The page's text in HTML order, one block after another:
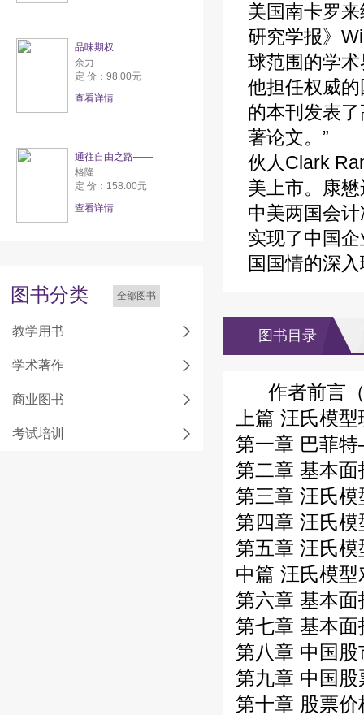
品味期权
余力
定 价：98.00元
查看详情
通往自由之路——
格隆
定 价：158.00元
查看详情
图书分类 全部图书
教学用书
学术著作
商业图书
考试培训
美国南卡罗
研究学报》
球范围的学
他担任权威
的本刊发表
著论文。”
伙人Clark
美上市。康
中美两国会
实现了中国
国国情的深
图书目录
作者前言
上篇 汪氏模
第一章 巴菲
第二章 基本
第三章 汪氏
第四章 汪氏
第五章 汪氏模
中篇 汪氏模
第六章 基本
第七章 基本
第八章 中国
第九章 中国
第十章 股票